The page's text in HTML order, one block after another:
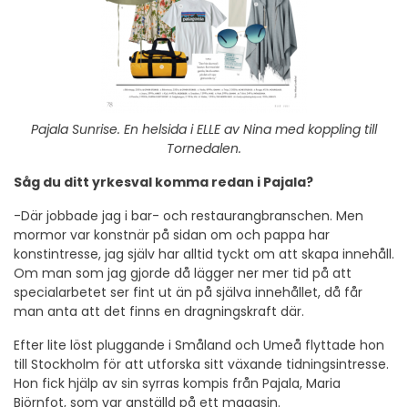
Pajala Sunrise. En helsida i ELLE av Nina med koppling till
Tornedalen.
Såg du ditt yrkesval komma redan i Pajala?
-Där jobbade jag i bar- och restaurangbranschen. Men
mormor var konstnär på sidan om och pappa har
konstintresse, jag själv har alltid tyckt om att skapa innehåll.
Om man som jag gjorde då lägger ner mer tid på att
specialarbetet ser fint ut än på själva innehållet, då får
man anta att det finns en dragningskraft där.
Efter lite löst pluggande i Småland och Umeå flyttade hon
till Stockholm för att utforska sitt växande tidningsintresse.
Hon fick hjälp av sin syrras kompis från Pajala, Maria
Björnfot, som var anställd på ett magasin.